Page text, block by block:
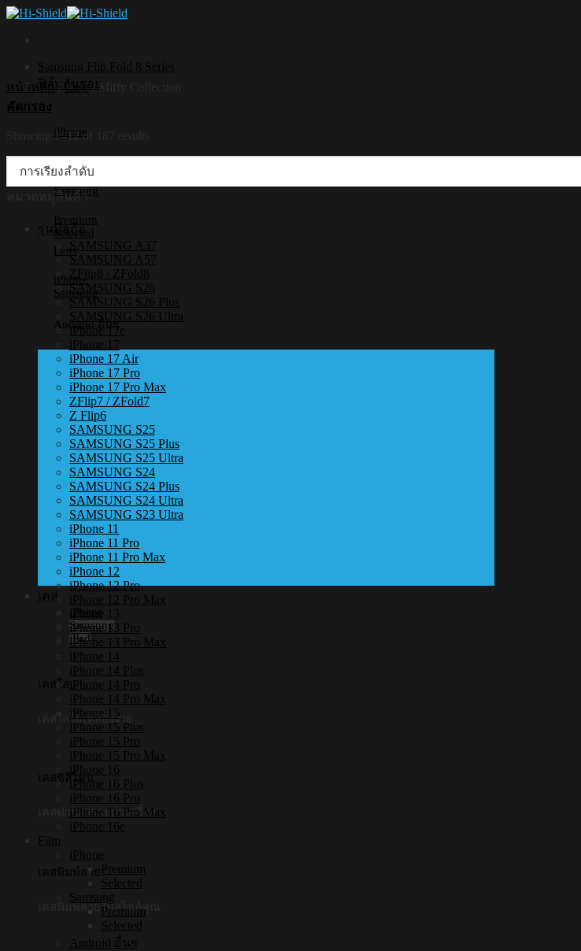
Skip
Samsung Flip Fold 8 Series
ฟิล์มกันรอย
iPhone
Premium
Selected
Samsung
Premium
Selected
Lens
iPhone
Samsung
Android อื่นๆ
เคส
iPhone
Samsung
iPad
เคสใส
เคสใสไม่เหลืองง่าย
เคสซิลิโคน
เคสปกป้องรอบตัวเครื่อง
เคสพิมพ์ลาย
เคสพิมพ์ลายในสไตล์คุณ
หน้าหลัก / Case /Miffy Collection
คัดกรอง
Showing 1–12 of 187 results
หมวดหมู่สินค้า
รุ่นมือถือ
SAMSUNG A37
SAMSUNG A57
ZFlip8 / ZFold8
SAMSUNG S26
SAMSUNG S26 Plus
SAMSUNG S26 Ultra
iPhone 17e
iPhone 17
iPhone 17 Air
iPhone 17 Pro
iPhone 17 Pro Max
ZFlip7 / ZFold7
Z Flip6
SAMSUNG S25
SAMSUNG S25 Plus
SAMSUNG S25 Ultra
SAMSUNG S24
SAMSUNG S24 Plus
SAMSUNG S24 Ultra
SAMSUNG S23 Ultra
iPhone 11
iPhone 11 Pro
iPhone 11 Pro Max
iPhone 12
iPhone 12 Pro
iPhone 12 Pro Max
iPhone 13
iPhone 13 Pro
iPhone 13 Pro Max
iPhone 14
iPhone 14 Plus
iPhone 14 Pro
iPhone 14 Pro Max
iPhone 15
iPhone 15 Plus
iPhone 15 Pro
iPhone 15 Pro Max
iPhone 16
iPhone 16 Plus
iPhone 16 Pro
iPhone 16 Pro Max
iPhone 16e
Film
iPhone
Premium
Selected
Samsung
Premium
Selected
Android อื่นๆ